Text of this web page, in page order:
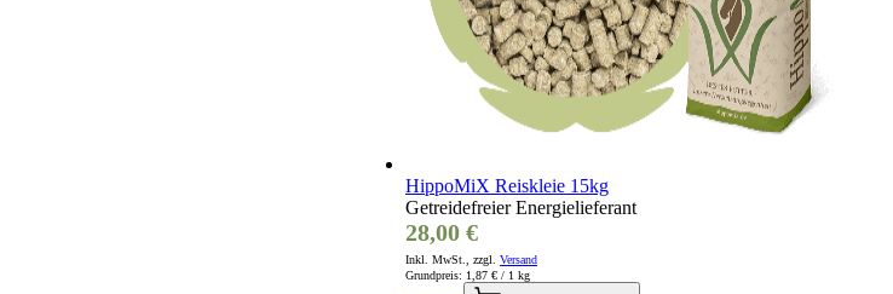
HippoMiX Reiskleie 15kg
Getreidefreier Energielieferant
28,00 €
Inkl. MwSt., zzgl. Versand
Grundpreis: 1,87 € / 1 kg